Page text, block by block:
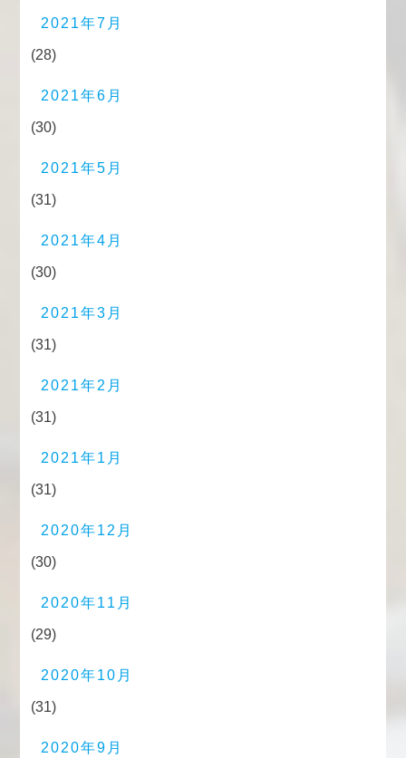
2021年7月
(28)
2021年6月
(30)
2021年5月
(31)
2021年4月
(30)
2021年3月
(31)
2021年2月
(31)
2021年1月
(31)
2020年12月
(30)
2020年11月
(29)
2020年10月
(31)
2020年9月